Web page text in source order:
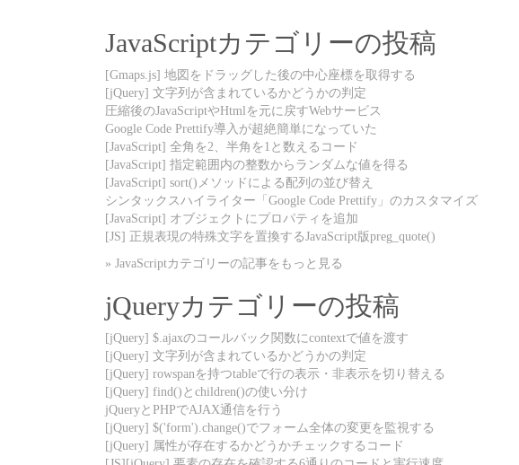
JavaScriptカテゴリーの投稿
[Gmaps.js] 地図をドラッグした後の中心座標を取得する
[jQuery] 文字列が含まれているかどうかの判定
圧縮後のJavaScriptやHtmlを元に戻すWebサービス
Google Code Prettify導入が超絶簡単になっていた
[JavaScript] 全角を2、半角を1と数えるコード
[JavaScript] 指定範囲内の整数からランダムな値を得る
[JavaScript] sort()メソッドによる配列の並び替え
シンタックスハイライター「Google Code Prettify」のカスタマイズ
[JavaScript] オブジェクトにプロパティを追加
[JS] 正規表現の特殊文字を置換するJavaScript版preg_quote()
» JavaScriptカテゴリーの記事をもっと見る
jQueryカテゴリーの投稿
[jQuery] $.ajaxのコールバック関数にcontextで値を渡す
[jQuery] 文字列が含まれているかどうかの判定
[jQuery] rowspanを持つtableで行の表示・非表示を切り替える
[jQuery] find()とchildren()の使い分け
jQueryとPHPでAJAX通信を行う
[jQuery] $('form').change()でフォーム全体の変更を監視する
[jQuery] 属性が存在するかどうかチェックするコード